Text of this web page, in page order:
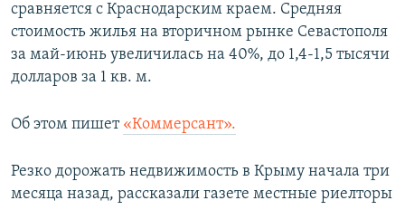
сравняется с Краснодарским краем. Средняя
стоимость жилья на вторичном рынке Севастополя
за май-июнь увеличилась на 40%, до 1,4-1,5 тысячи
долларов за 1 кв. м.
Об этом пишет «Коммерсант».
Резко дорожать недвижимость в Крыму начала три
месяца назад, рассказали газете местные риелторы